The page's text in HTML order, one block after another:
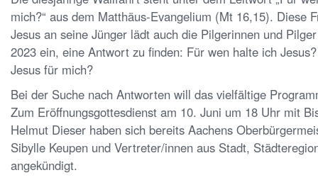
mich?“ aus dem Matthäus-Evangelium (Mt 16,15). Diese
Jesus an seine Jünger lädt auch die Pilgerinnen und
2023 ein, eine Antwort zu finden: Für wen halte ich
Jesus für mich?
Bei der Suche nach Antworten will das vielfältige
Zum Eröffnungsgottesdienst am 10. Juni um 18 Uhr mit
Helmut Dieser haben sich bereits Aachens
Sibylle Keupen und Vertreter/innen aus Stadt,
angekündigt.